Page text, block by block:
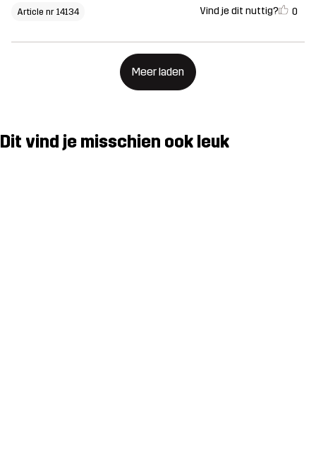
Article nr 14134 Vind je dit nuttig? 0
Meer laden
Dit vind je misschien ook leuk